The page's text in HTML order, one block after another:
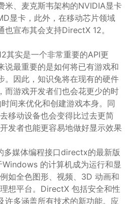
米、麦克斯韦架构的NVIDIA显卡
显卡，此外，在移动芯片领域
也宣布其会支持DirectX 12。
其实是一个非常重要的API更
说最重要的是如何将已有游戏和
。因此，知识兔将在现有的硬件
而游戏开发者们也会花更少的时
间来优化和创建游戏本身。同
移动设备也会变得比过去更简
发者也能更容易地做好显示效果
多媒体编程接口directx的最新版
的计算机成为运行和显
如全色图形、视频、3D 动画和
想平台。DirectX 包括安全和性
许多涵盖所有技术的新功能。应